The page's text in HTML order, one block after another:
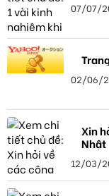
07/07/
02/06/
Xin
Nhật
12/03/